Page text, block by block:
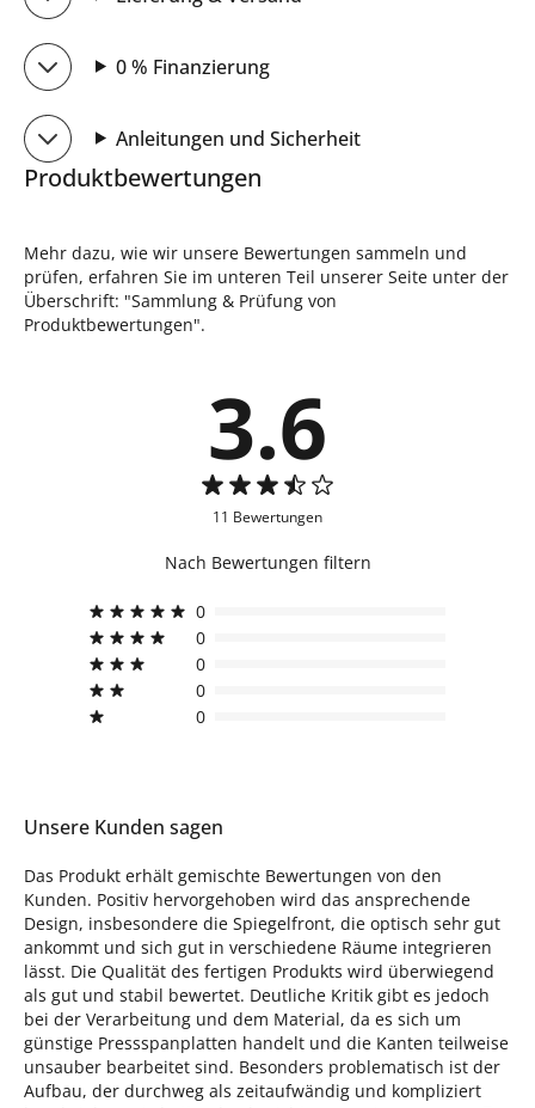
0 % Finanzierung
Anleitungen und Sicherheit
Produktbewertungen
Mehr dazu, wie wir unsere Bewertungen sammeln und
prüfen, erfahren Sie im unteren Teil unserer Seite unter der
Überschrift: "Sammlung & Prüfung von
Produktbewertungen".
3.6
11 Bewertungen
Nach Bewertungen filtern
0
0
0
0
0
Unsere Kunden sagen
Das Produkt erhält gemischte Bewertungen von den
Kunden. Positiv hervorgehoben wird das ansprechende
Design, insbesondere die Spiegelfront, die optisch sehr gut
ankommt und sich gut in verschiedene Räume integrieren
lässt. Die Qualität des fertigen Produkts wird überwiegend
als gut und stabil bewertet. Deutliche Kritik gibt es jedoch
bei der Verarbeitung und dem Material, da es sich um
günstige Pressspanplatten handelt und die Kanten teilweise
unsauber bearbeitet sind. Besonders problematisch ist der
Aufbau, der durchweg als zeitaufwändig und kompliziert